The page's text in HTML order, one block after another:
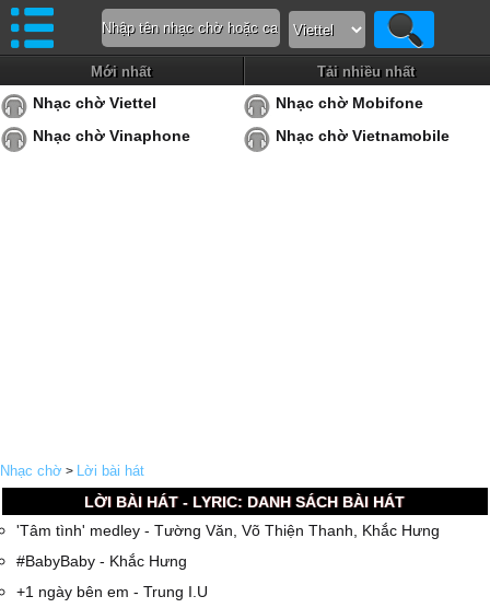
Mới nhất Tải nhiều nhất
Nhạc chờ Viettel
Nhạc chờ Mobifone
Nhạc chờ Vinaphone
Nhạc chờ Vietnamobile
Nhạc chờ > Lời bài hát
LỜI BÀI HÁT - LYRIC: DANH SÁCH BÀI HÁT
'Tâm tình' medley - Tường Văn, Võ Thiện Thanh, Khắc Hưng
#BabyBaby - Khắc Hưng
+1 ngày bên em - Trung I.U